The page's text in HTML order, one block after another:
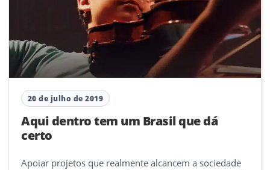
20 de julho de 2019
Aqui dentro tem um Brasil que dá
certo
Apoiar projetos que realmente alcancem a sociedade